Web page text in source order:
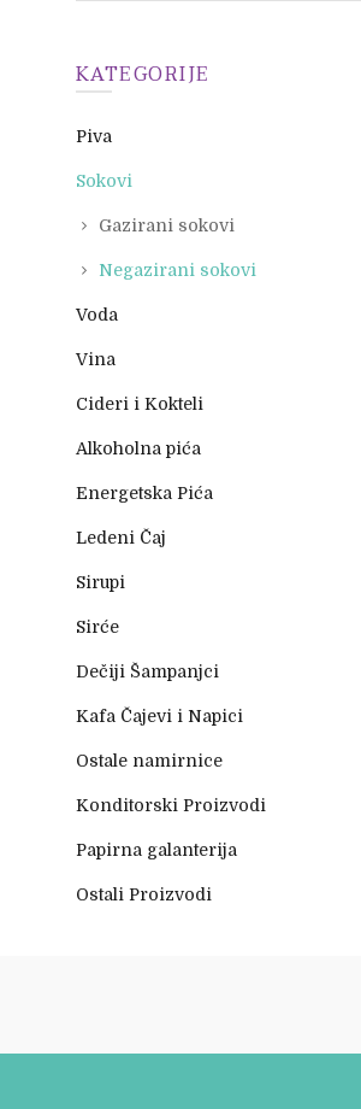
KATEGORIJE
Piva
Sokovi
Gazirani sokovi
Negazirani sokovi
Voda
Vina
Cideri i Kokteli
Alkoholna pića
Energetska Pića
Ledeni Čaj
Sirupi
Sirće
Dečiji Šampanjci
Kafa Čajevi i Napici
Ostale namirnice
Konditorski Proizvodi
Papirna galanterija
Ostali Proizvodi